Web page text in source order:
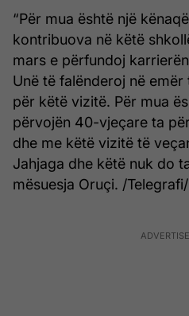
“Për mua është një
kontribuova në këtë
mars e përfundoj
Unë të falënderoj në
për këtë vizitë. Për mua
përvojën 40-vjeçare ta
dhe me këtë vizitë të
Jahjaga dhe këtë nuk do
mësuesja Oruçi. /Telegrafi/